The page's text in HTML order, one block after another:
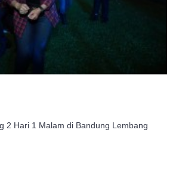
2 Hari 1 Malam di Bandung Lembang